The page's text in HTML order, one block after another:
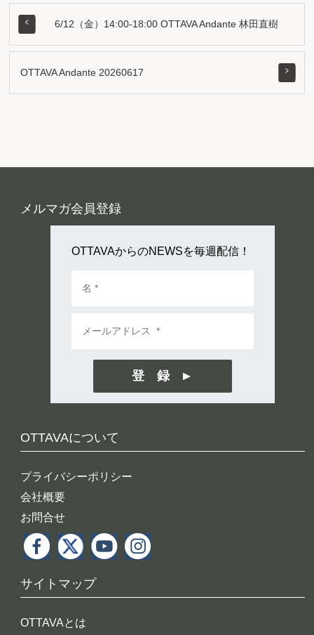
6/12（金）14:00-18:00 OTTAVA Andante 林田直樹
OTTAVA Andante 20260617
OTTAVAについて
プライバシーポリシー
会社概要
お問合せ
サイトマップ
OTTAVAとは
メルマガ会員登録
OTTAVAからのNEWSを毎週配信！
登 録